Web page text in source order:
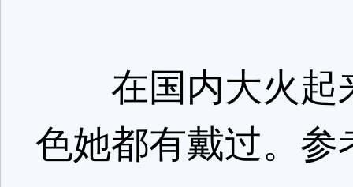
在国内大火起
色她都有戴过。